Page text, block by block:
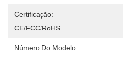
Certificação:
CE/FCC/RoHS
Número Do Modelo: